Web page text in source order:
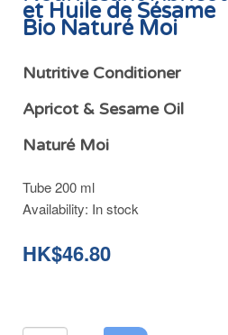
et Huile de Sésame
Bio Naturé Moi
Nutritive Conditioner
Apricot & Sesame Oil
Naturé Moi
Tube 200 ml
Availability: In stock
HK$46.80